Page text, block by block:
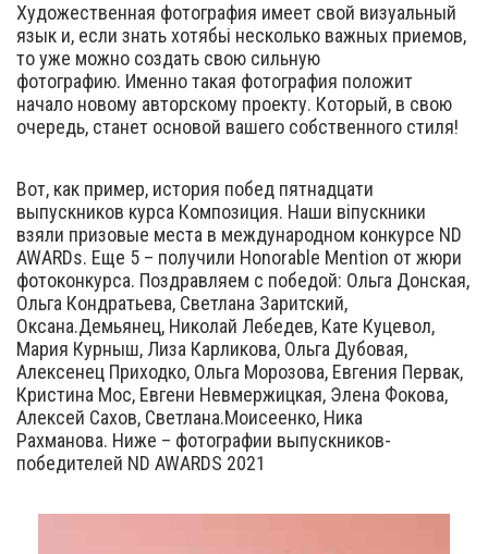
Художественная фотография имеет свой визуальный
язык и, если знать хотябьі несколько важных приемов,
то уже можно создать свою сильную
фотографию. Именно такая фотография положит
начало новому авторскому проекту. Который, в свою
очередь, станет основой вашего собственного стиля!
Вот, как пример, история побед пятнадцати
выпускников курса Композиция. Наши віпускники
взяли призовые места в международном конкурсе ND
AWARDs. Еще 5 – получили Honorable Mention от жюри
фотоконкурса. Поздравляем с победой: Ольга Донская,
Ольга Кондратьева, Светлана Заритский,
Оксана.Демьянец, Николай Лебедев, Кате Куцевол,
Мария Курныш, Лиза Карликова, Ольга Дубовая,
Алексенец Приходко, Ольга Морозова, Евгения Первак,
Кристина Мос, Евгени Невмержицкая, Элена Фокова,
Алексей Сахов, Светлана.Моисеенко, Ника
Рахманова. Ниже – фотографии выпускников-
победителей ND AWARDS 2021